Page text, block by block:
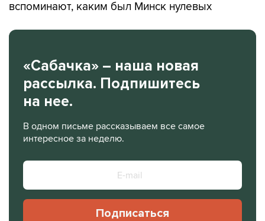
вспоминают, каким был Минск нулевых
«Сабачка» – наша новая
рассылка. Подпишитесь
на нее.
В одном письме рассказываем все самое
интересное за неделю.
Подписаться